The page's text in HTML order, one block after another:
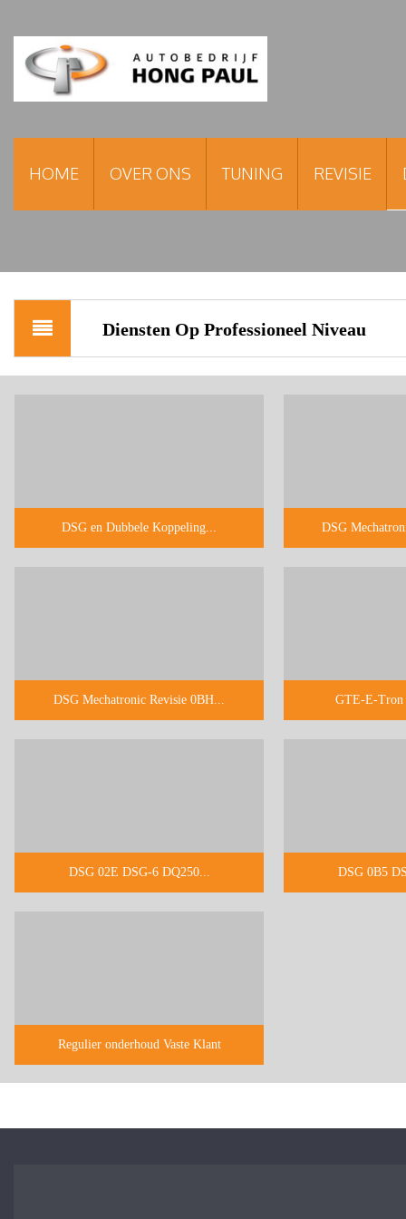
HOME OVER ONS TUNING REVISIE
Diensten Op Professioneel Niveau
DSG en Dubbele Koppeling... DSG
DSG Mechatronic Revisie 0BH... GTE-E-Tron
DSG 02E DSG-6 DQ250... DSG 0B5
Regulier onderhoud Vaste Klant